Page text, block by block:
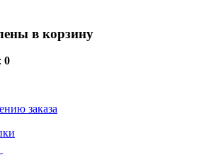
в корзину
0
заказа